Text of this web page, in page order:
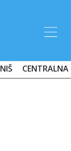
NIŠ CENTRALNA